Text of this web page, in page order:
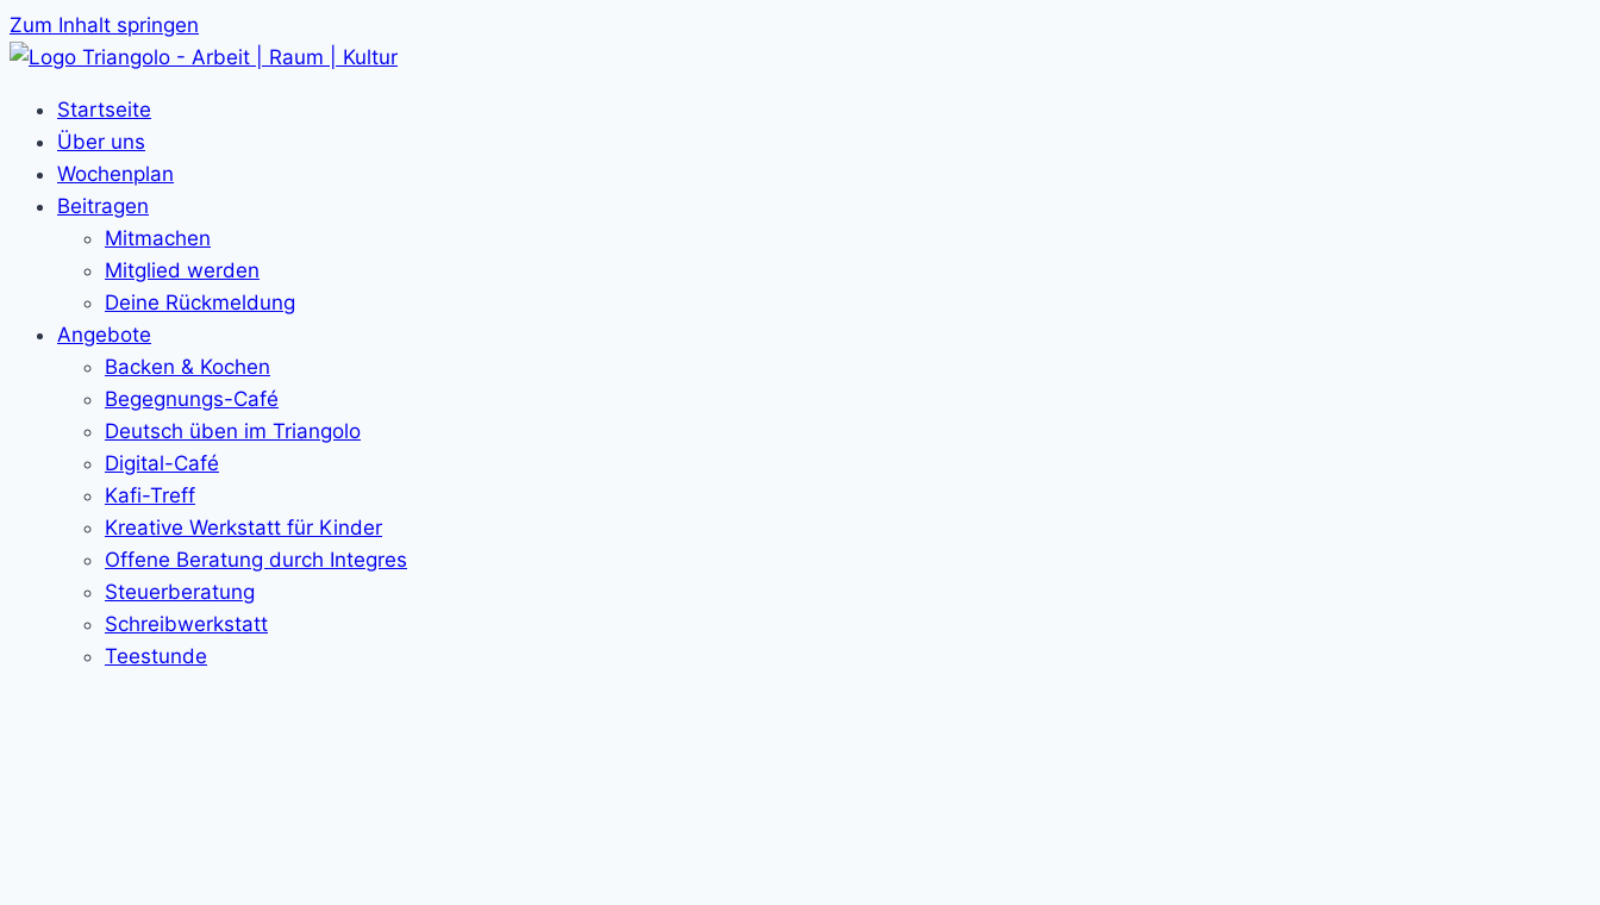
Zum Inhalt springen
Startseite
Über uns
Wochenplan
Beitragen
Mitmachen
Mitglied werden
Deine Rückmeldung
Angebote
Backen & Kochen
Begegnungs-Café
Deutsch üben im Triangolo
Digital-Café
Kafi-Treff
Kreative Werkstatt für Kinder
Offene Beratung durch Integres
Steuerberatung
Schreibwerkstatt
Teestunde